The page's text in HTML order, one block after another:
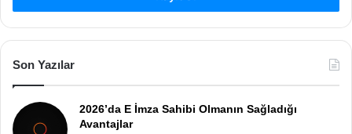
Son Yazılar
2026’da E İmza Sahibi Olmanın Sağladığı
Avantajlar